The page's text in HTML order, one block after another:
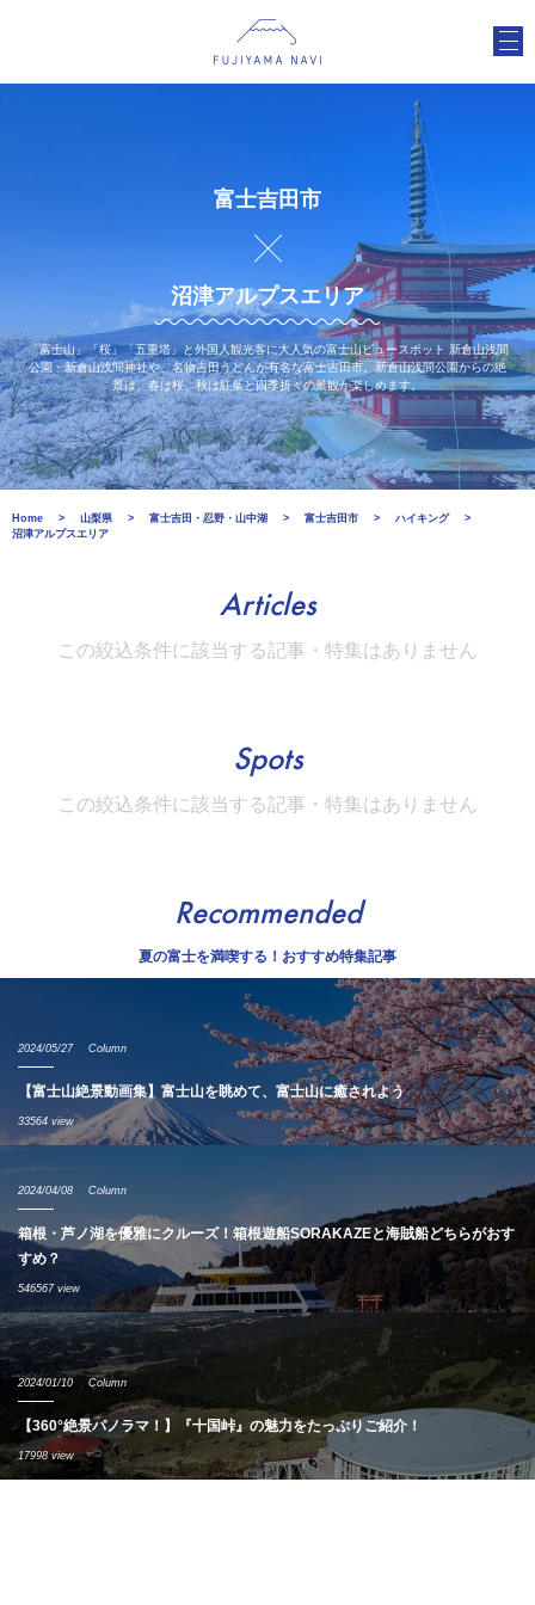
富士吉田市
沼津アルプスエリア
「富士山」「桜」「五重塔」と外国人観光客に大人気の富士山ビュースポット 新倉山浅間
公園・新倉山浅間神社や、名物吉田うどんが有名な富士吉田市。新倉山浅間公園からの絶
景は、春は桜、秋は紅葉と四季折々の景観が楽しめます。
Home 山梨県 富士吉田・忍野・山中湖 富士吉田市
ハイキング
沼津アルプスエリア
Articles
この絞込条件に該当する記事・特集はありません
Spots
この絞込条件に該当する記事・特集はありません
Recommended
夏の富士を満喫する！おすすめ特集記事
2024/05/27 Column
【富士山絶景動画集】富士山を眺めて、富士山に癒されよう
33564 view
2024/04/08 Column
箱根・芦ノ湖を優雅にクルーズ！箱根遊船SORAKAZEと海賊船どちらがおす
すめ？
546567 view
2024/01/10 Column
【360°絶景パノラマ！】『十国峠』の魅力をたっぷりご紹介！
17998 view